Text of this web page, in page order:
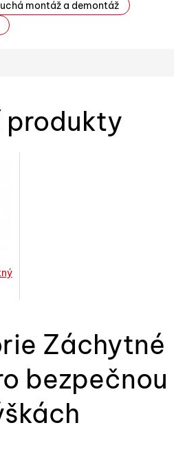
montáž a demontáž
produkty
Záchytné
bezpečnou